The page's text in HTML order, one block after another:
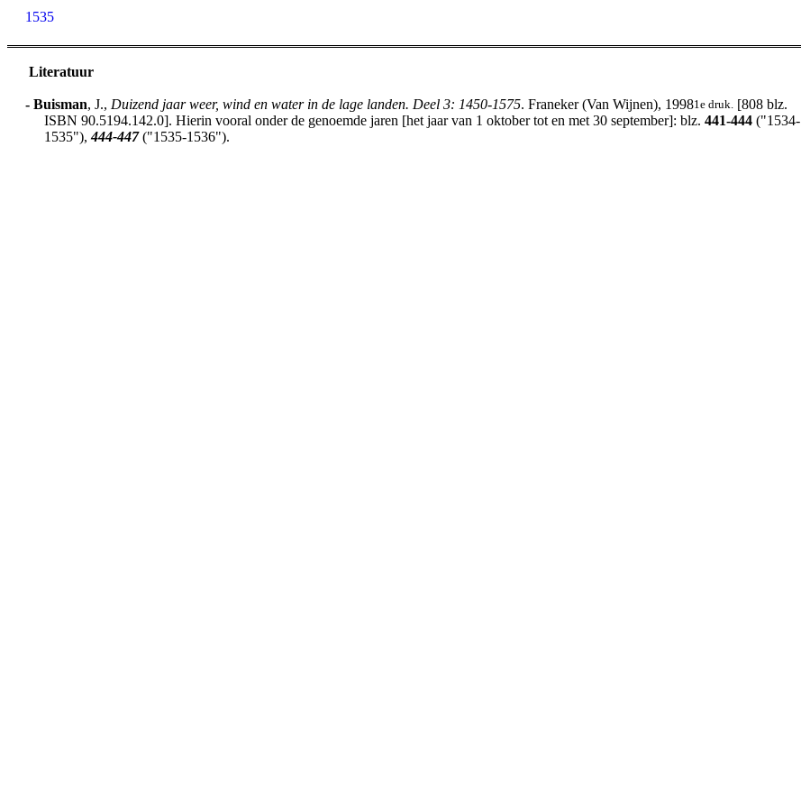
1535
Literatuur
- Buisman, J., Duizend jaar weer, wind en water in de lage landen. Deel 3: 1450-1575. Franeker (Van Wijnen), 19981e druk. [808 blz.
ISBN 90.5194.142.0]. Hierin vooral onder de genoemde jaren [het jaar van 1 oktober tot en met 30 september]: blz.441-444 ("1534-
1535"),444-447("1535-1536").